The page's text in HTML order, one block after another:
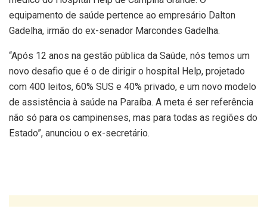
equipamento de saúde pertence ao empresário Dalton
Gadelha, irmão do ex-senador Marcondes Gadelha.
“Após 12 anos na gestão pública da Saúde, nós temos um
novo desafio que é o de dirigir o hospital Help, projetado
com 400 leitos, 60% SUS e 40% privado, e um novo modelo
de assistência à saúde na Paraíba. A meta é ser referência
não só para os campinenses, mas para todas as regiões do
Estado”, anunciou o ex-secretário.